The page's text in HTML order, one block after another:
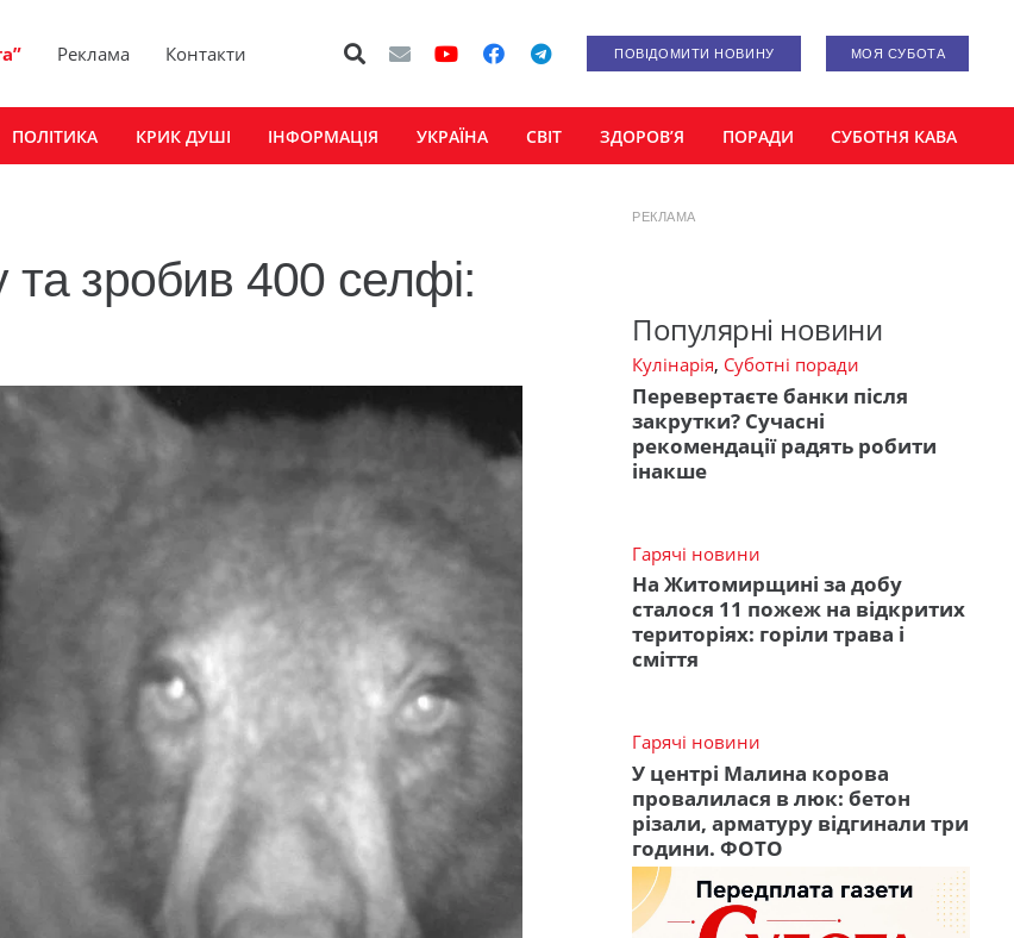
Реклама Контакти ПОВІДОМИТИ НОВИНУ МОЯ СУБОТА
ПОЛІТИКА КРИК ДУШІ ІНФОРМАЦІЯ УКРАЇНА СВІТ ЗДОРОВ’Я ПОРАДИ СУБОТНЯ КАВА
зробив 400 селфі:
РЕКЛАМА
Популярні новини
Кулінарія, Суботні поради
Перевертаєте банки після
закрутки? Сучасні
рекомендації радять робити
інакше
Гарячі новини
На Житомирщині за добу
сталося 11 пожеж на відкритих
територіях: горіли трава і
сміття
Гарячі новини
У центрі Малина корова
провалилася в люк: бетон
різали, арматуру відгинали три
години. ФОТО